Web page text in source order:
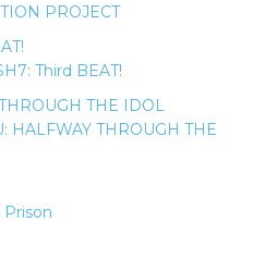
PROJECT
Third BEAT!
THE IDOL
HALFWAY THROUGH THE
Prison